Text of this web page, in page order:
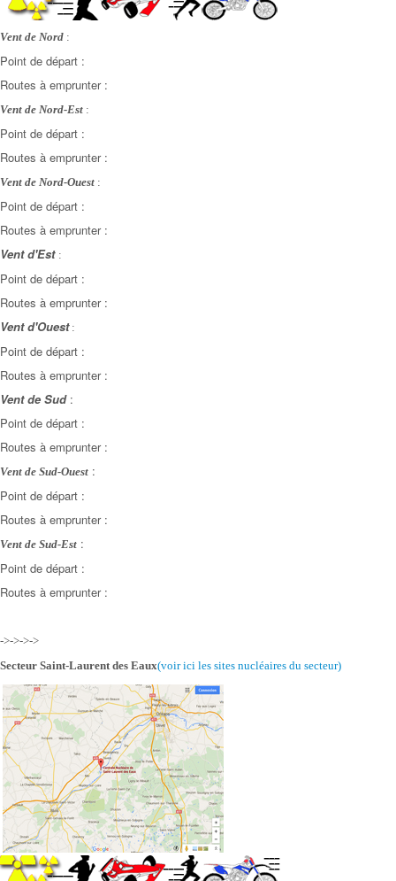
Vent de Nord :
Point de départ :
Routes à emprunter :
Vent de Nord-Est :
Point de départ :
Routes à emprunter :
Vent de Nord-Ouest :
Point de départ :
Routes à emprunter :
Vent d'Est :
Point de départ :
Routes à emprunter :
Vent d'Ouest:
Point de départ :
Routes à emprunter :
Vent de Sud:
Point de départ :
Routes à emprunter :
Vent de Sud-Ouest :
Point de départ :
Routes à emprunter :
Vent de Sud-Est :
Point de départ :
Routes à emprunter :
->->->->
Secteur Saint-Laurent des Eaux(voir ici les sites nucléaires du secteur)